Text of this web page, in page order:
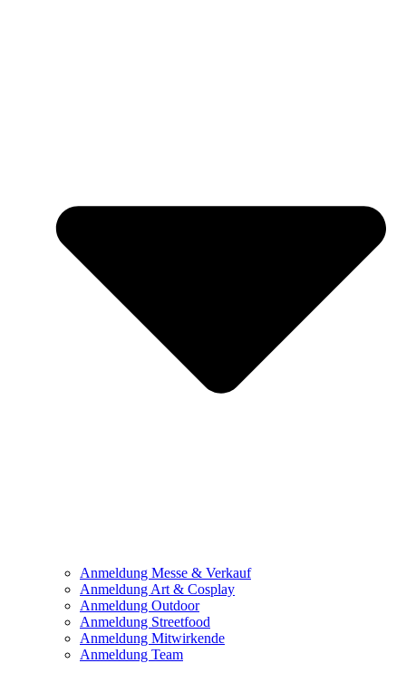
Anmeldung Messe & Verkauf
Anmeldung Art & Cosplay
Anmeldung Outdoor
Anmeldung Streetfood
Anmeldung Mitwirkende
Anmeldung Team